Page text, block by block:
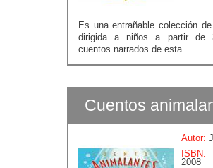
Es una entrañable colección
dirigida a niños a partir de
cuentos narrados de esta ...
Cuentos
Autor:
ISBN:
2008